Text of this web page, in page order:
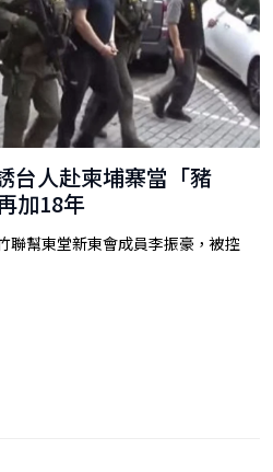
台人赴柬埔寨當「豬
加18年
聯幫東堂新東會成員李振豪，被控